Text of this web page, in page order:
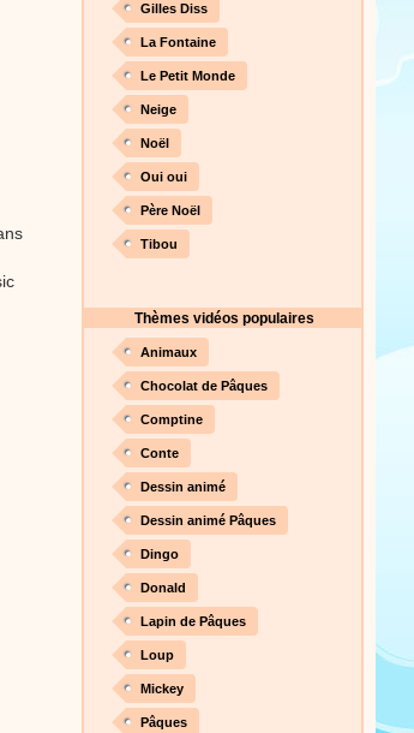
Gilles Diss
La Fontaine
Le Petit Monde
Neige
Noël
Oui oui
Père Noël
Tibou
Thèmes vidéos populaires
Animaux
Chocolat de Pâques
Comptine
Conte
Dessin animé
Dessin animé Pâques
Dingo
Donald
Lapin de Pâques
Loup
Mickey
Pâques